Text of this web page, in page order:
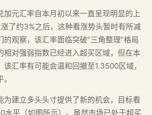
加元汇率自本月初以来一直呈现明显的上
了约3%之后，这种看涨势头暂时有所减
观察，该汇率面临突破“三角整理”格局
相对强弱指数已经进入超买区域，但在本
汇率有可能会温和回撤至1.3500区域，
为建立多头头寸提供了新的机会，目标看
水平（如图所示）。虽然市场已处于超买